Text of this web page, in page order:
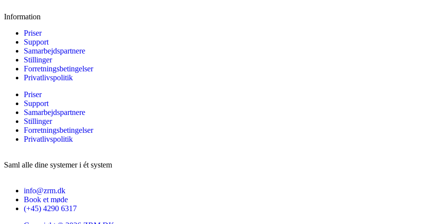
Information
Priser
Support
Samarbejdspartnere
Stillinger
Forretningsbetingelser
Privatlivspolitik
Priser
Support
Samarbejdspartnere
Stillinger
Forretningsbetingelser
Privatlivspolitik
Saml alle dine systemeri ét system
info@zrm.dk
Book et møde
(+45) 4290 6317